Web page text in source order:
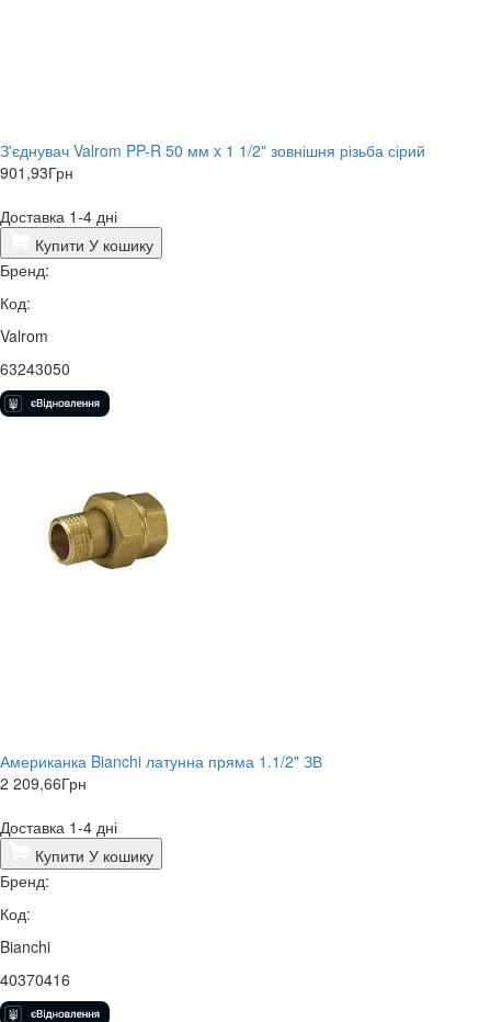
З'єднувач Valrom PP-R 50 мм x 1 1/2" зовнішня різьба сірий
901,93Грн
Доставка 1-4 дні
Купити У кошику
Бренд:
Код:
Valrom
63243050
Американка Bianchi латунна пряма 1.1/2" ЗВ
2 209,66Грн
Доставка 1-4 дні
Купити У кошику
Бренд:
Код:
Bianchi
40370416